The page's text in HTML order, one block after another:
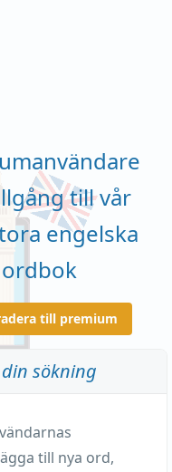
till vår
engelska
ordbok
till premium
sökning
till nya ord,